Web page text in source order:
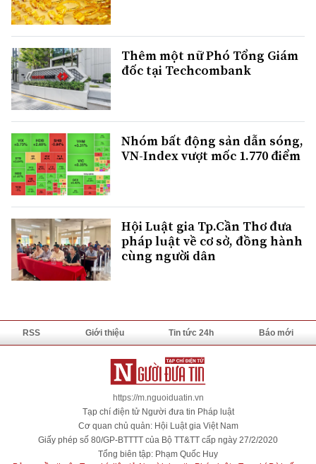
Thêm một nữ Phó Tổng Giám
đốc tại Techcombank
Nhóm bất động sản dẫn sóng,
VN-Index vượt mốc 1.770 điểm
Hội Luật gia Tp.Cần Thơ đưa
pháp luật về cơ sở, đồng hành
cùng người dân
RSS Giới thiệu Tin tức 24h Báo mới
https://m.nguoiduatin.vn
Tạp chí điện tử Người đưa tin Pháp luật
Cơ quan chủ quản: Hội Luật gia Việt Nam
Giấy phép số 80/GP-BTTTT của Bộ TT&TT cấp ngày 27/2/2020
Tổng biên tập: Phạm Quốc Huy